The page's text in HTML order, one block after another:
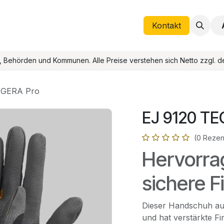
Kontakt
Behörden und Kommunen. Alle Preise verstehen sich Netto zzgl.
Pro
EJ 9120
(0
sichere
Dieser Handschuh
und hat verstärkte